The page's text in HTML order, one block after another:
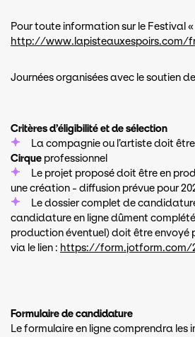
Pour toute information sur le Festival «
http://www.lapisteauxespoirs.com/
Journées organisées avec le soutien de
Critères d’éligibilité et de sélection
La compagnie ou l’artiste doit
Cirque professionnel
Le projet proposé doit être en
une création - diffusion prévue pour
Le dossier complet de
candidature en ligne dûment
production éventuel) doit être envoyé
via le lien : https://form.jotform.com/
Formulaire de candidature
Le formulaire en ligne comprendra les